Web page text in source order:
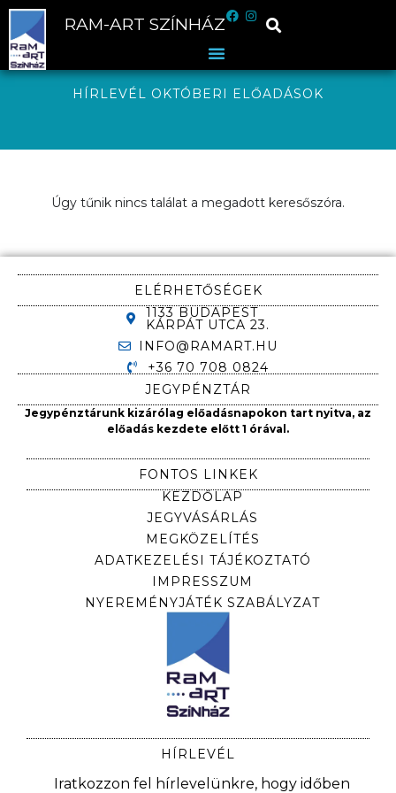
RAM-ART SZÍNHÁZ
HÍRLEVÉL OKTÓBERI ELŐADÁSOK
Úgy tűnik nincs találat a megadott keresőszóra.
ELÉRHETŐSÉGEK
1133 BUDAPEST
KÁRPÁT UTCA 23.
INFO@RAMART.HU
+36 70 708 0824
JEGYPÉNZTÁR
Jegypénztárunk kizárólag előadásnapokon tart nyitva, az
előadás kezdete előtt 1 órával.
FONTOS LINKEK
KEZDŐLAP
JEGYVÁSÁRLÁS
MEGKÖZELÍTÉS
ADATKEZELÉSI TÁJÉKOZTATÓ
IMPRESSZUM
NYEREMÉNYJÁTÉK SZABÁLYZAT
HÍRLEVÉL
Iratkozzon fel hírlevelünkre, hogy időben